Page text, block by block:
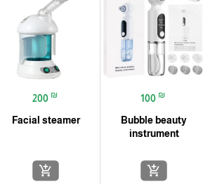
100 ₪
Bubble beauty
instrument
add_shopping_cart
200 ₪
Facial steamer
add_shopping_cart